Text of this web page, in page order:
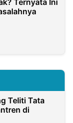
Teliti Tata
di